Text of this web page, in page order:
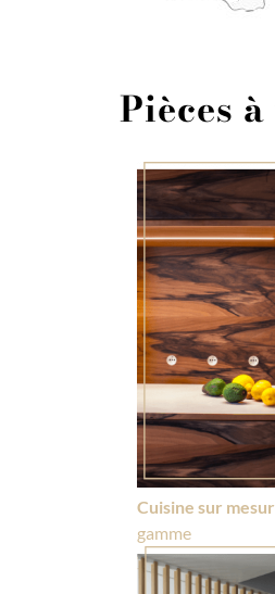
Pièces
Cuisine sur
gamme